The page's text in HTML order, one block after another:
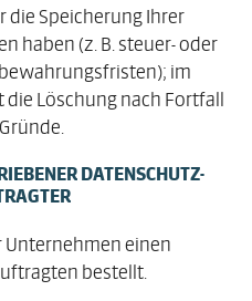
die Speicherung Ihrer
haben (z. B. steuer- oder
im
Löschung nach Fortfall
DATENSCHUTZ­
einen
bestellt.